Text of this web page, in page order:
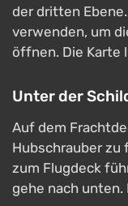
der dritten
verwenden, um
öffnen. Die Karte
Unter der
Auf dem
Hubschrauber zu
zum Flugdeck
gehe nach unten.